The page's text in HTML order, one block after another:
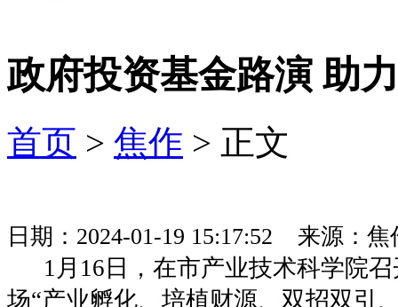
政府投资基金路演 助
首页 > 焦作 > 正文
日期：2024-01-19 15:17:52 来源：
1月16日，在市产业技术科学院召
场“产业孵化、培植财源、双招双